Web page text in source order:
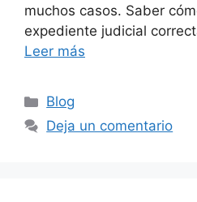
muchos casos. Saber
expediente judicial
Leer más
Categorías
Blog
Deja un comentario